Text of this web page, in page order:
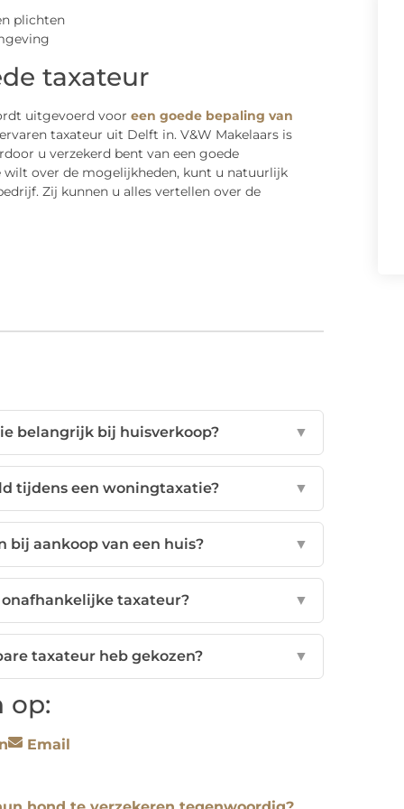
plichten
taxateur
uitgevoerd voor een goede bepaling van
taxateur uit Delft in. V&W Makelaars is
u verzekerd bent van een goede
over de mogelijkheden, kunt u natuurlijk
Zij kunnen u alles vertellen over de
belangrijk bij huisverkoop? ▼
tijdens een woningtaxatie? ▼
bij aankoop van een huis? ▼
taxateur? ▼
taxateur heb gekozen? ▼
op:
Email